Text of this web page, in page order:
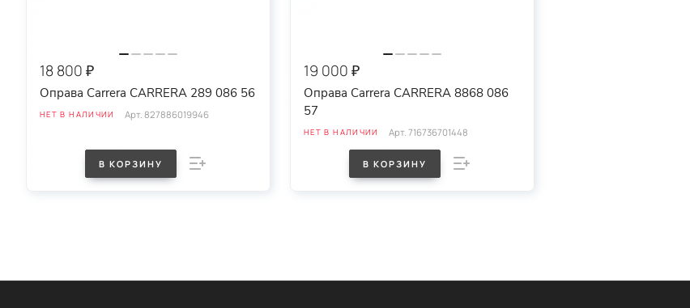
18 800 ₽
Оправа Carrera CARRERA 289 086 56
НЕТ В НАЛИЧИИ Арт. 827886019946
В КОРЗИНУ
19 000 ₽
Оправа Carrera CARRERA 8868 086
57
НЕТ В НАЛИЧИИ Арт. 716736701448
В КОРЗИНУ